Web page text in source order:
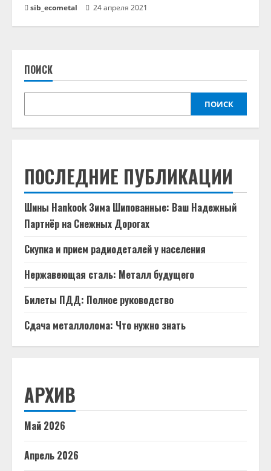
sib_ecometal 24 апреля 2021
ПОИСК
ПОИСК
ПОСЛЕДНИЕ ПУБЛИКАЦИИ
Шины Hankook Зима Шипованные: Ваш Надежный
Партнёр на Снежных Дорогах
Скупка и прием радиодеталей у населения
Нержавеющая сталь: Металл будущего
Билеты ПДД: Полное руководство
Сдача металлолома: Что нужно знать
АРХИВ
Май 2026
Апрель 2026